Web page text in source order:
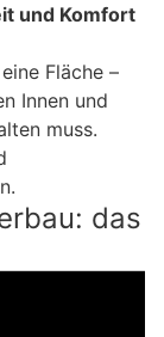
und Komfort
Fläche –
Innen und
muss.
das